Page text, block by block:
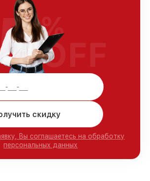
скидку
Вы соглашаетесь на обработку
персональных данных
%
OFF